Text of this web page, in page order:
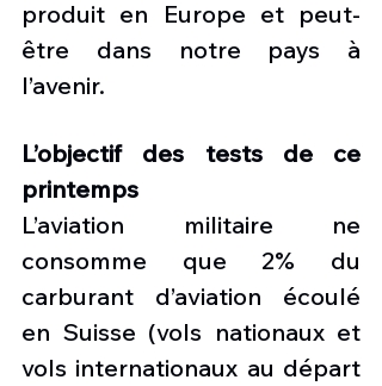
produit en Europe et peut-
être dans notre pays à
l’avenir.
L’objectif des tests de ce
printemps
L’aviation militaire ne
consomme que 2% du
carburant d’aviation écoulé
en Suisse (vols nationaux et
vols internationaux au départ